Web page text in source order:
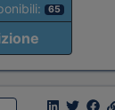
65